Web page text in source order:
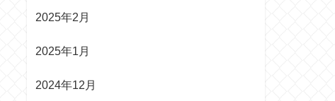
2025年2月
2025年1月
2024年12月